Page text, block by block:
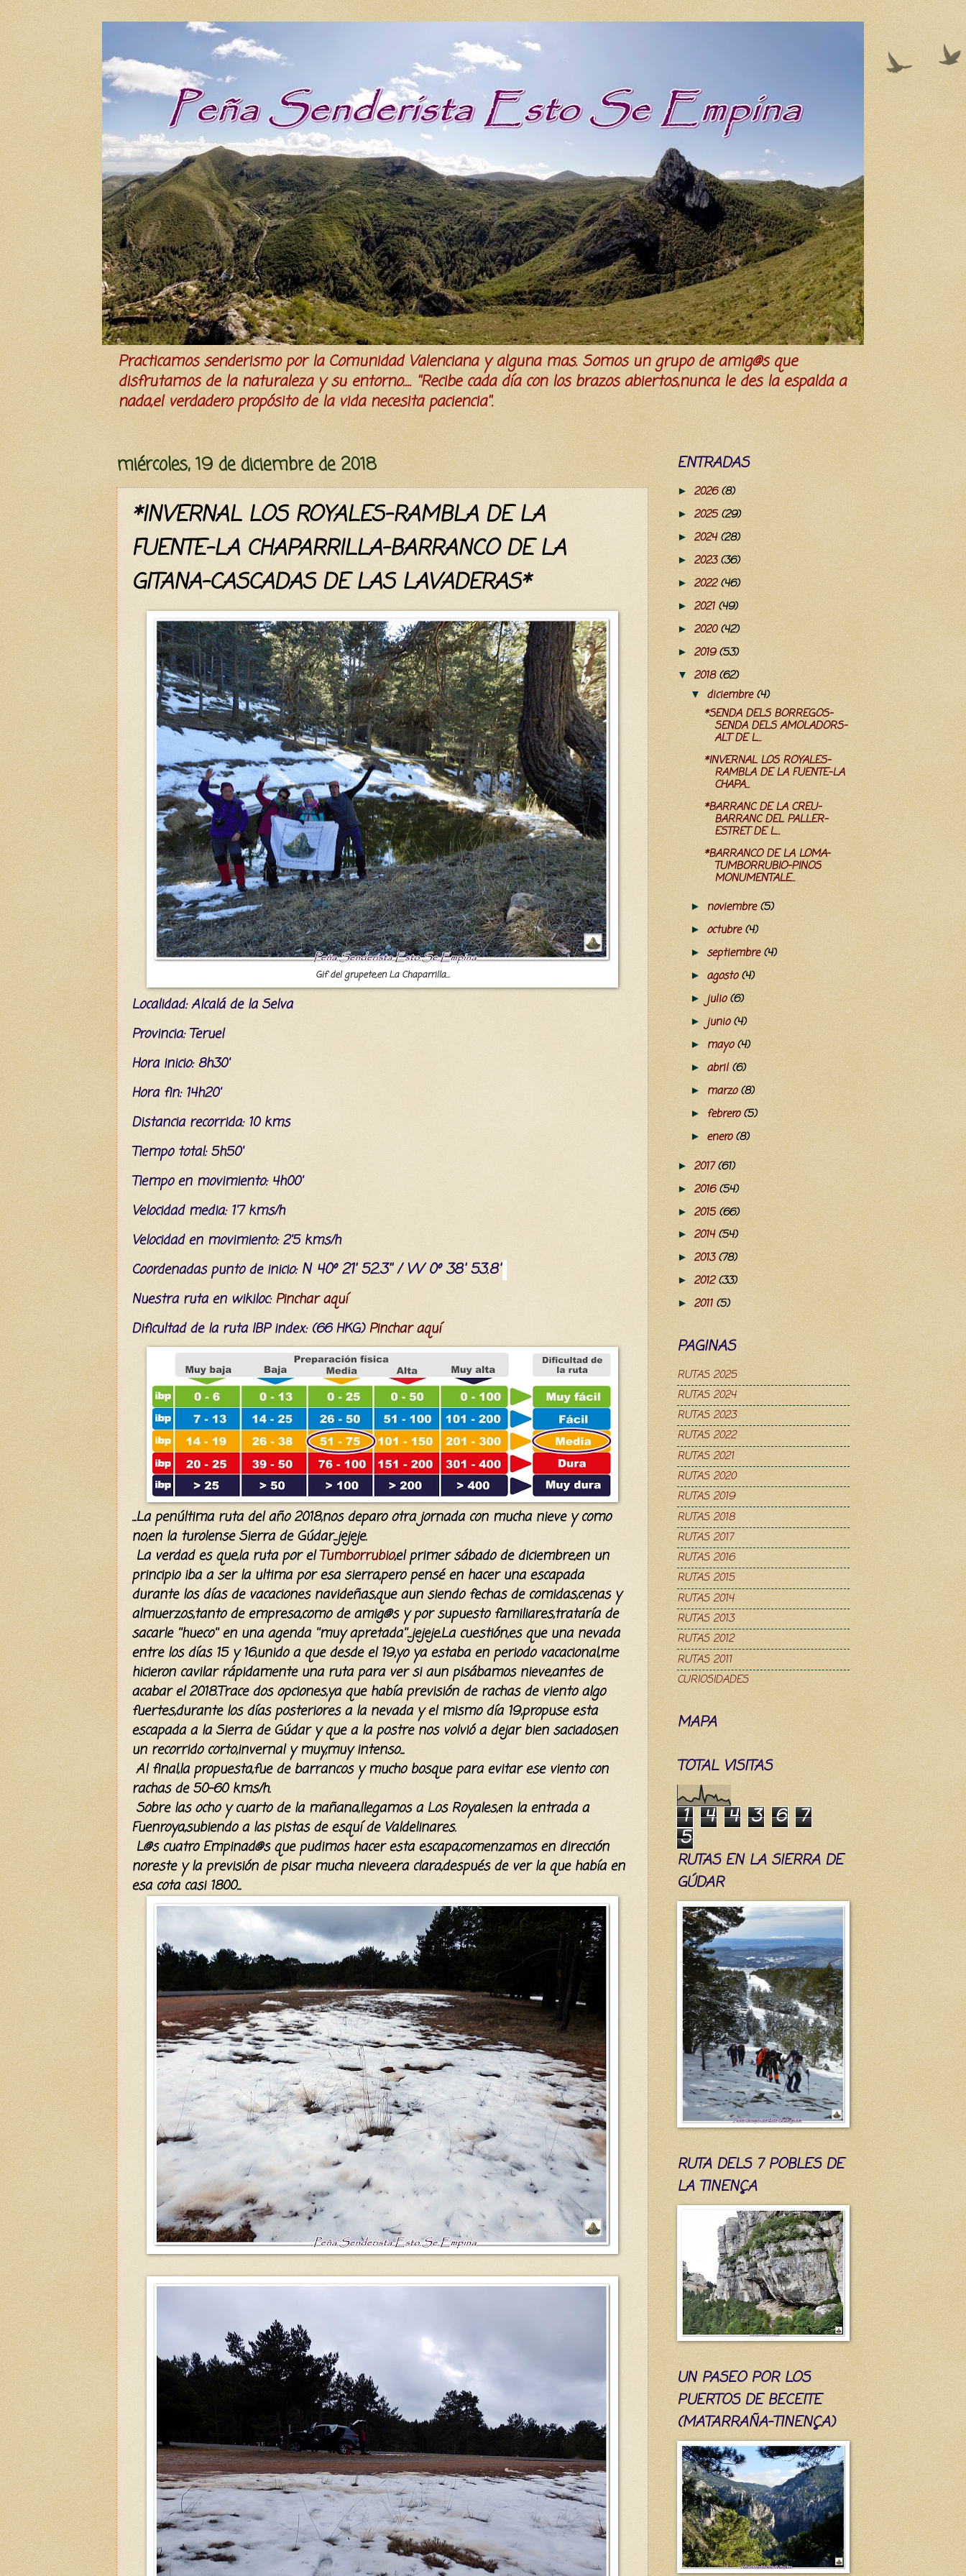
Practicamos senderismo por la Comunidad Valenciana y alguna mas. Somos un grupo de amig@s que
disfrutamos de la naturaleza y su entorno.... ''Recibe cada día con los brazos abiertos,nunca le des la espalda a
nada,el verdadero propósito de la vida necesita paciencia''.
miércoles, 19 de diciembre de 2018
*INVERNAL LOS ROYALES-RAMBLA DE LA
FUENTE-LA CHAPARRILLA-BARRANCO DE LA
GITANA-CASCADAS DE LAS LAVADERAS*
Gif del grupete,en La Chaparrilla...
Localidad: Alcalá de la Selva
Provincia: Teruel
Hora inicio: 8h30'
Hora fin: 14h20'
Distancia recorrida: 10 kms
Tiempo total: 5h50'
Tiempo en movimiento: 4h00'
Velocidad media: 1'7 kms/h
Velocidad en movimiento: 2'5 kms/h
Coordenadas punto de inicio: N 40º 21' 52.3'' / W 0º 38' 53.8''
Nuestra ruta en wikiloc: Pinchar aquí
Dificultadde la ruta IBP index: (66 HKG) Pinchar aquí
...La penúltima ruta del año 2018,nos deparo otra jornada con mucha nieve y como
no,en la turolense Sierra de Gúdar...jejeje.
La verdad es que,la ruta por elTumborrubio,el primer sábado de diciembre,en un
principio iba a ser la ultima por esa sierra,pero pensé en hacer una escapada
durante los días de vacaciones navideñas,que aun siendo fechas de comidas,cenas y
almuerzos,tanto de empresa,como de amig@s y por supuesto familiares,trataría de
sacarle ''hueco'' en una agenda ''muy apretada''...jejeje.La cuestión,es que una nevada
entre los días 15 y 16,unido a que desde el 19,yo ya estaba en periodo vacacional,me
hicieron cavilar rápidamente una ruta para ver si aun pisábamos nieve,antes de
acabar el 2018.Trace dos opciones,ya que había previsión de rachas de viento algo
fuertes,durante los días posteriores a la nevada y el mismo día 19,propuse esta
escapada a la Sierra de Gúdar y que a la postre nos volvió a dejar bien saciados,en
un recorrido corto,invernal y muy,muy intenso...
Al final,la propuesta,fue de barrancos y mucho bosque para evitar ese viento con
rachas de 50-60 kms/h.
Sobre las ocho y cuarto de la mañana,llegamos a Los Royales,en la entrada a
Fuenroya,subiendo a las pistas de esquí de Valdelinares.
L@s cuatro Empinad@s que pudimos hacer esta escapa,comenzamos en dirección
noreste y la previsión de pisar mucha nieve,era clara,después de ver la que había en
esa cota casi 1800...
ENTRADAS
► 2026(8)
► 2025(29)
► 2024(28)
► 2023(36)
► 2022(46)
► 2021 (49)
► 2020(42)
► 2019(53)
▼ 2018(62)
▼ diciembre(4)
*SENDA DELS BORREGOS-
SENDA DELS AMOLADORS-
ALT DE L...
*INVERNAL LOS ROYALES-
RAMBLA DE LA FUENTE-LA
CHAPA...
*BARRANC DE LA CREU-
BARRANC DEL PALLER-
ESTRET DE L...
*BARRANCO DE LA LOMA-
TUMBORRUBIO-PINOS
MONUMENTALE...
► noviembre(5)
► octubre(4)
► septiembre(4)
► agosto(4)
► julio(6)
► junio(4)
► mayo(4)
► abril (6)
► marzo(8)
► febrero(5)
► enero(8)
► 2017(61)
► 2016(54)
► 2015(66)
► 2014(54)
► 2013(78)
► 2012(33)
► 2011 (5)
PAGINAS
RUTAS 2025
RUTAS 2024
RUTAS 2023
RUTAS 2022
RUTAS 2021
RUTAS 2020
RUTAS 2019
RUTAS 2018
RUTAS 2017
RUTAS 2016
RUTAS 2015
RUTAS 2014
RUTAS 2013
RUTAS 2012
RUTAS 2011
CURIOSIDADES
MAPA
TOTAL VISITAS
1 4 4 3 6 7
5
RUTAS EN LA SIERRA DE
GÚDAR
RUTA DELS 7 POBLES DE
LA TINENÇA
UN PASEO POR LOS
PUERTOS DE BECEITE
(MATARRAÑA-TINENÇA)